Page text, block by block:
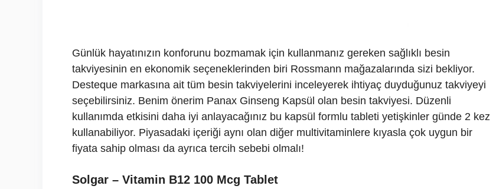
Günlük hayatınızın konforunu bozmamak için kullanmanız gereken sağlıklı besin
takviyesinin en ekonomik seçeneklerinden biri Rossmann mağazalarında sizi bekliyor.
Desteque markasına ait tüm besin takviyelerini inceleyerek ihtiyaç duyduğunuz takviyeyi
seçebilirsiniz. Benim önerim Panax Ginseng Kapsül olan besin takviyesi. Düzenli
kullanımda etkisini daha iyi anlayacağınız bu kapsül formlu tableti yetişkinler günde 2 kez
kullanabiliyor. Piyasadaki içeriği aynı olan diğer multivitaminlere kıyasla çok uygun bir
fiyata sahip olması da ayrıca tercih sebebi olmalı!
Solgar – Vitamin B12 100 Mcg Tablet